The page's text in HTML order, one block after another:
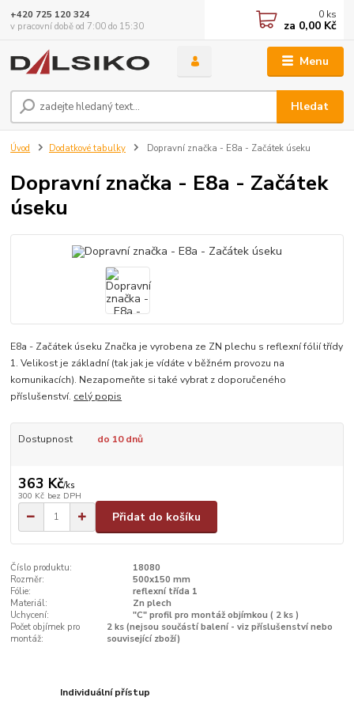
Menu
Hledat
+420 725 120 324
v pracovní době od 7:00 do 15:30
0 ks
za 0,00 Kč
Úvod Dodatkové tabulky Dopravní značka - E8a - Začátek úseku
Dopravní značka - E8a - Začátek
úseku
E8a - Začátek úseku Značka je vyrobena ze ZN plechu s reflexní fólií třídy
1. Velikost je základní (tak jak je vídáte v běžném provozu na
komunikacích). Nezapomeňte si také vybrat z doporučeného
příslušenství. celý popis
Dostupnost do 10 dnů
363 Kč/ks
300 Kč bez DPH
Přidat do košíku
Číslo produktu:
18080
Rozměr:
500x150 mm
Fólie:
reflexní třída 1
Materiál:
Zn plech
Uchycení:
"C" profil pro montáž objímkou ( 2 ks )
Počet objímek pro
montáž:
2 ks (nejsou součástí balení - viz příslušenství nebo
související zboží)
Individuální přístup